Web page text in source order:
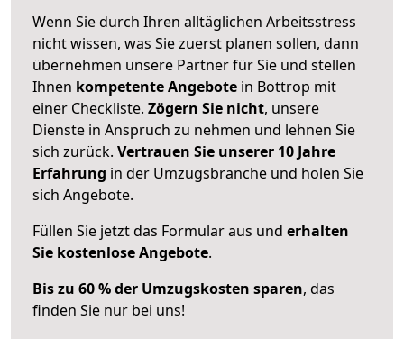
Wenn Sie durch Ihren alltäglichen Arbeitsstress
nicht wissen, was Sie zuerst planen sollen, dann
übernehmen unsere Partner für Sie und stellen
Ihnen kompetente Angebote in Bottrop mit
einer Checkliste. Zögern Sie nicht, unsere
Dienste in Anspruch zu nehmen und lehnen Sie
sich zurück. Vertrauen Sie unserer 10 Jahre
Erfahrung in der Umzugsbranche und holen Sie
sich Angebote.
Füllen Sie jetzt das Formular aus und erhalten
Sie kostenlose Angebote.
Bis zu 60 % der Umzugskosten sparen, das
finden Sie nur bei uns!